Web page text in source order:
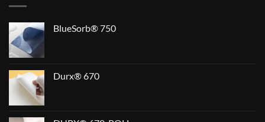
BlueSorb® 750
Durx® 670